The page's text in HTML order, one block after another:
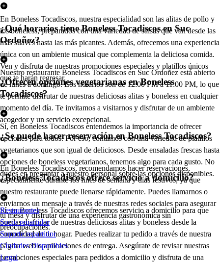
En Boneless Tocadiscos, nuestra especialidad son las alitas de pollo y
los boneless, preparados con una variedad de salsas que van desde las
más suaves hasta las más picantes. Además, ofrecemos una experiencia
única con un ambiente musical que complementa la deliciosa comida.
Ven y disfruta de nuestras promociones especiales y platillos únicos
que te harán regresar.
¿Qué horarios tiene Boneless Tocadiscos en Suc
Ordoñez?
Nuestro restaurante Boneless Tocadiscos en Suc Ordoñez está abierto
de lunes a domingo. Los horarios son de 12:00 PM a 11:00 PM, lo que
te permite disfrutar de nuestras deliciosas alitas y boneless en cualquier
momento del día. Te invitamos a visitarnos y disfrutar de un ambiente
acogedor y un servicio excepcional.
¿Ofrecen opciones vegetarianas en Boneless
Tocadiscos?
Sí, en Boneless Tocadiscos entendemos la importancia de ofrecer
opciones para todos. Por eso, contamos con una variedad de platillos
vegetarianos que son igual de deliciosos. Desde ensaladas frescas hasta
opciones de boneless vegetarianos, tenemos algo para cada gusto. No
dudes en preguntar a nuestro personal sobre las opciones disponibles.
¿Se puede hacer reservación en Boneless Tocadiscos?
En Boneless Tocadiscos, recomendamos hacer reservaciones,
especialmente durante los fines de semana y días festivos, ya que
nuestro restaurante puede llenarse rápidamente. Puedes llamarnos o
enviarnos un mensaje a través de nuestras redes sociales para asegurar
tu mesa y disfrutar de una experiencia gastronómica sin
preocupaciones.
¿Boneless Tocadiscos ofrece servicio a domicilio?
Sí, en Boneless Tocadiscos ofrecemos servicio a domicilio para que
puedas disfrutar de nuestras deliciosas alitas y boneless desde la
comodidad de tu hogar. Puedes realizar tu pedido a través de nuestra
página web o aplicaciones de entrega. Asegúrate de revisar nuestras
promociones especiales para pedidos a domicilio y disfruta de una
Restaurantes
Socio repartidor
Soporte repartidor
Ciudades Disponibles
Legal